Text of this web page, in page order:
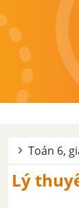
Toán 6,
Lý